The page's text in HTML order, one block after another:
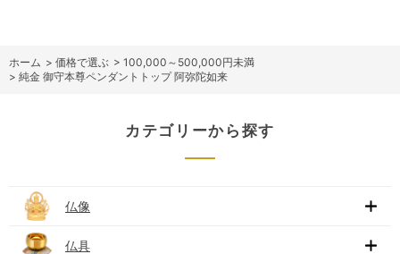
ホーム > 価格で選ぶ > 100,000～500,000円未満
> 純金 御守本尊ペンダントトップ 阿弥陀如来
カテゴリーから探す
仏像
仏具